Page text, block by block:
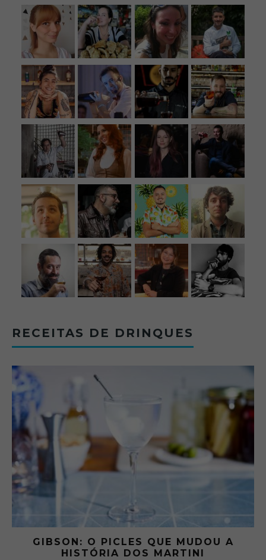
RECEITAS DE DRINQUES
GIBSON: O PICLES QUE MUDOU A
HISTÓRIA DOS MARTINI